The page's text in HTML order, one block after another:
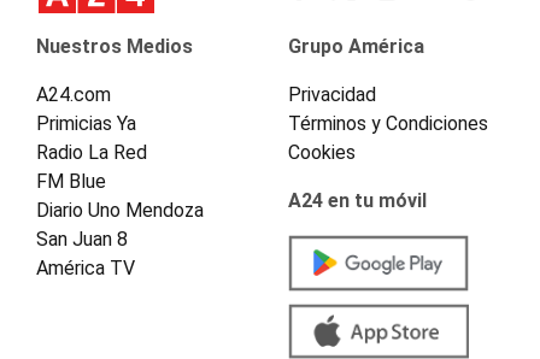
Nuestros Medios
A24.com
Primicias Ya
Radio La Red
FM Blue
Diario Uno Mendoza
San Juan 8
América TV
Grupo América
Privacidad
Términos y Condiciones
Cookies
A24 en tu móvil